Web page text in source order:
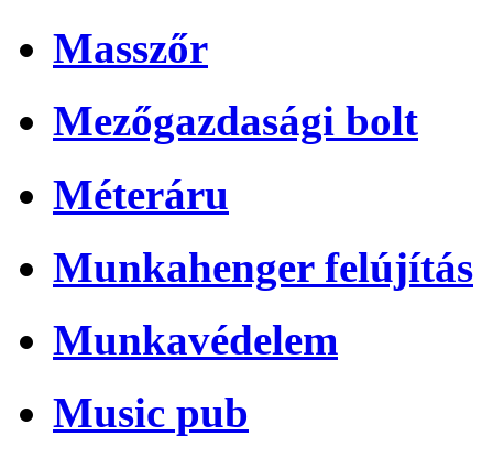
Masszőr
Mezőgazdasági bolt
Méteráru
Munkahenger felújítás
Munkavédelem
Music pub